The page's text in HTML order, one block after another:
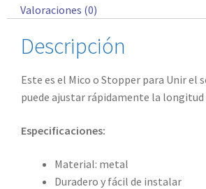
Valoraciones (0)
Descripción
Este es el Mico o Stopper para Unir
puede ajustar rápidamente la longitud
Especificaciones:
Material: metal
Duradero y fácil de instalar